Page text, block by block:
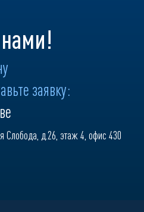
заявку:
Слобода, д.26, этаж 4, офис 430